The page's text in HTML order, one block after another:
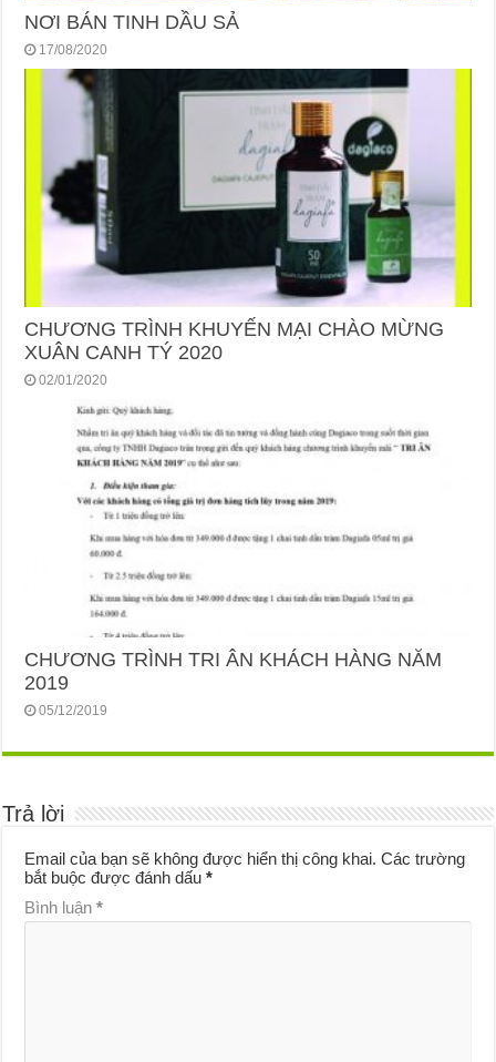
NƠI BÁN TINH DẦU SẢ
17/08/2020
CHƯƠNG TRÌNH KHUYẾN MẠI CHÀO MỪNG
XUÂN CANH TÝ 2020
02/01/2020
CHƯƠNG TRÌNH TRI ÂN KHÁCH HÀNG NĂM
2019
05/12/2019
Trả lời
Email của bạn sẽ không được hiển thị công khai. Các trường
bắt buộc được đánh dấu*
Bình luận*